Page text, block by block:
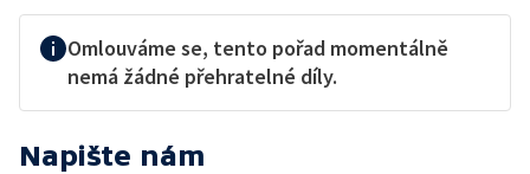
Omlouváme se, tento pořad momentálně
nemá žádné přehratelné díly.
Napište nám